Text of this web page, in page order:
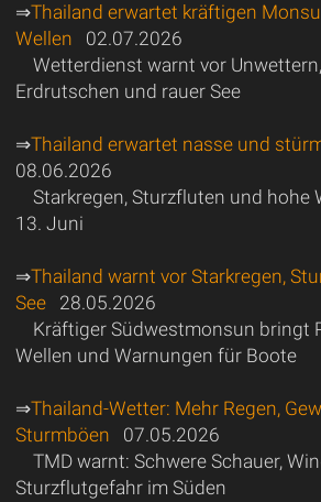
⇒Thailand erwartet kräftigen
Wellen 02.07.2026
Wetterdienst warnt vor
Erdrutschen und rauer See
⇒Thailand erwartet nasse und
08.06.2026
Starkregen, Sturzfluten und hohe
13. Juni
⇒Thailand warnt vor Starkregen,
See28.05.2026
Kräftiger Südwestmonsun bringt
Wellen und Warnungen für Boote
⇒Thailand-Wetter: Mehr Regen,
Sturmböen 07.05.2026
TMD warnt: Schwere Schauer,
Sturzflutgefahr im Süden